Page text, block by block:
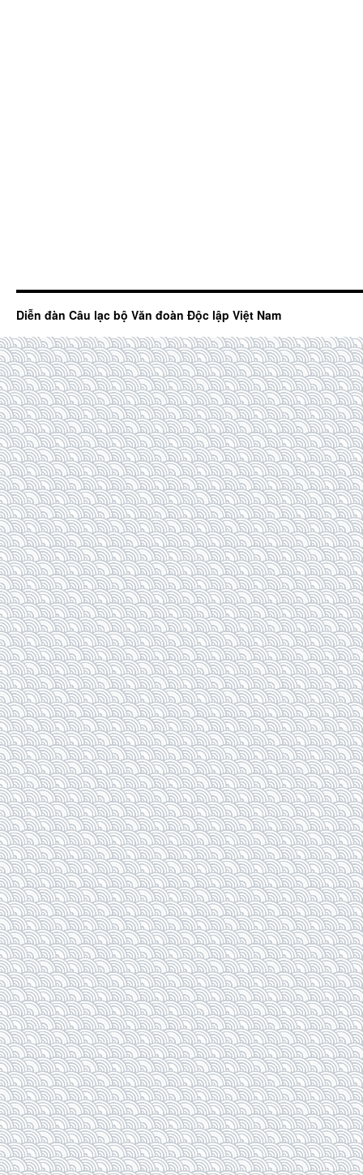
Diễn đàn Câu lạc bộ Văn đoàn Độc lập Việt Nam